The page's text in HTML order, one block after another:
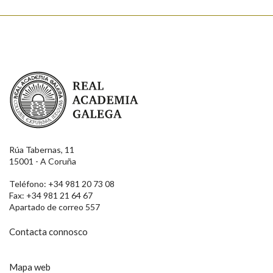
Real Academia Galega
Rúa Tabernas, 11
15001 - A Coruña
Teléfono: +34 981 20 73 08
Fax: +34 981 21 64 67
Apartado de correo 557
Contacta connosco
Mapa web